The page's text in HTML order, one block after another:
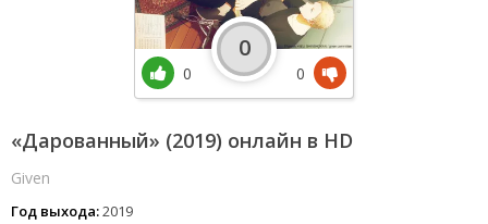
«Дарованный» (2019) онлайн в HD
Given
Год выхода:2019
0
0
0